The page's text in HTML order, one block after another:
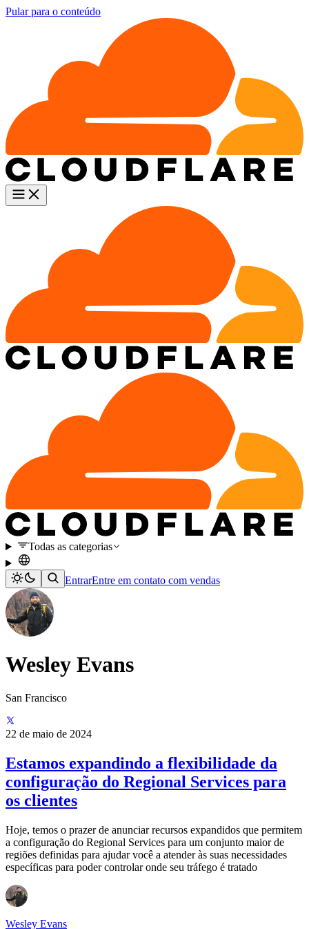
Pular para o conteúdo
Todas as categorias
EntrarEntre em contato com vendas
Wesley Evans
San Francisco
22 de maio de 2024
Estamos expandindo a flexibilidade da
configuração do Regional Services para
os clientes
Hoje, temos o prazer de anunciar recursos expandidos que permitem
a configuração do Regional Services para um conjunto maior de
regiões definidas para ajudar você a atender às suas necessidades
específicas para poder controlar onde seu tráfego é tratado
Wesley Evans